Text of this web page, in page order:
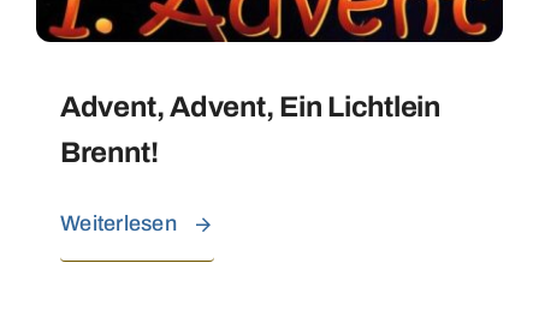
Advent, Advent, Ein Lichtlein
Brennt!
Weiterlesen